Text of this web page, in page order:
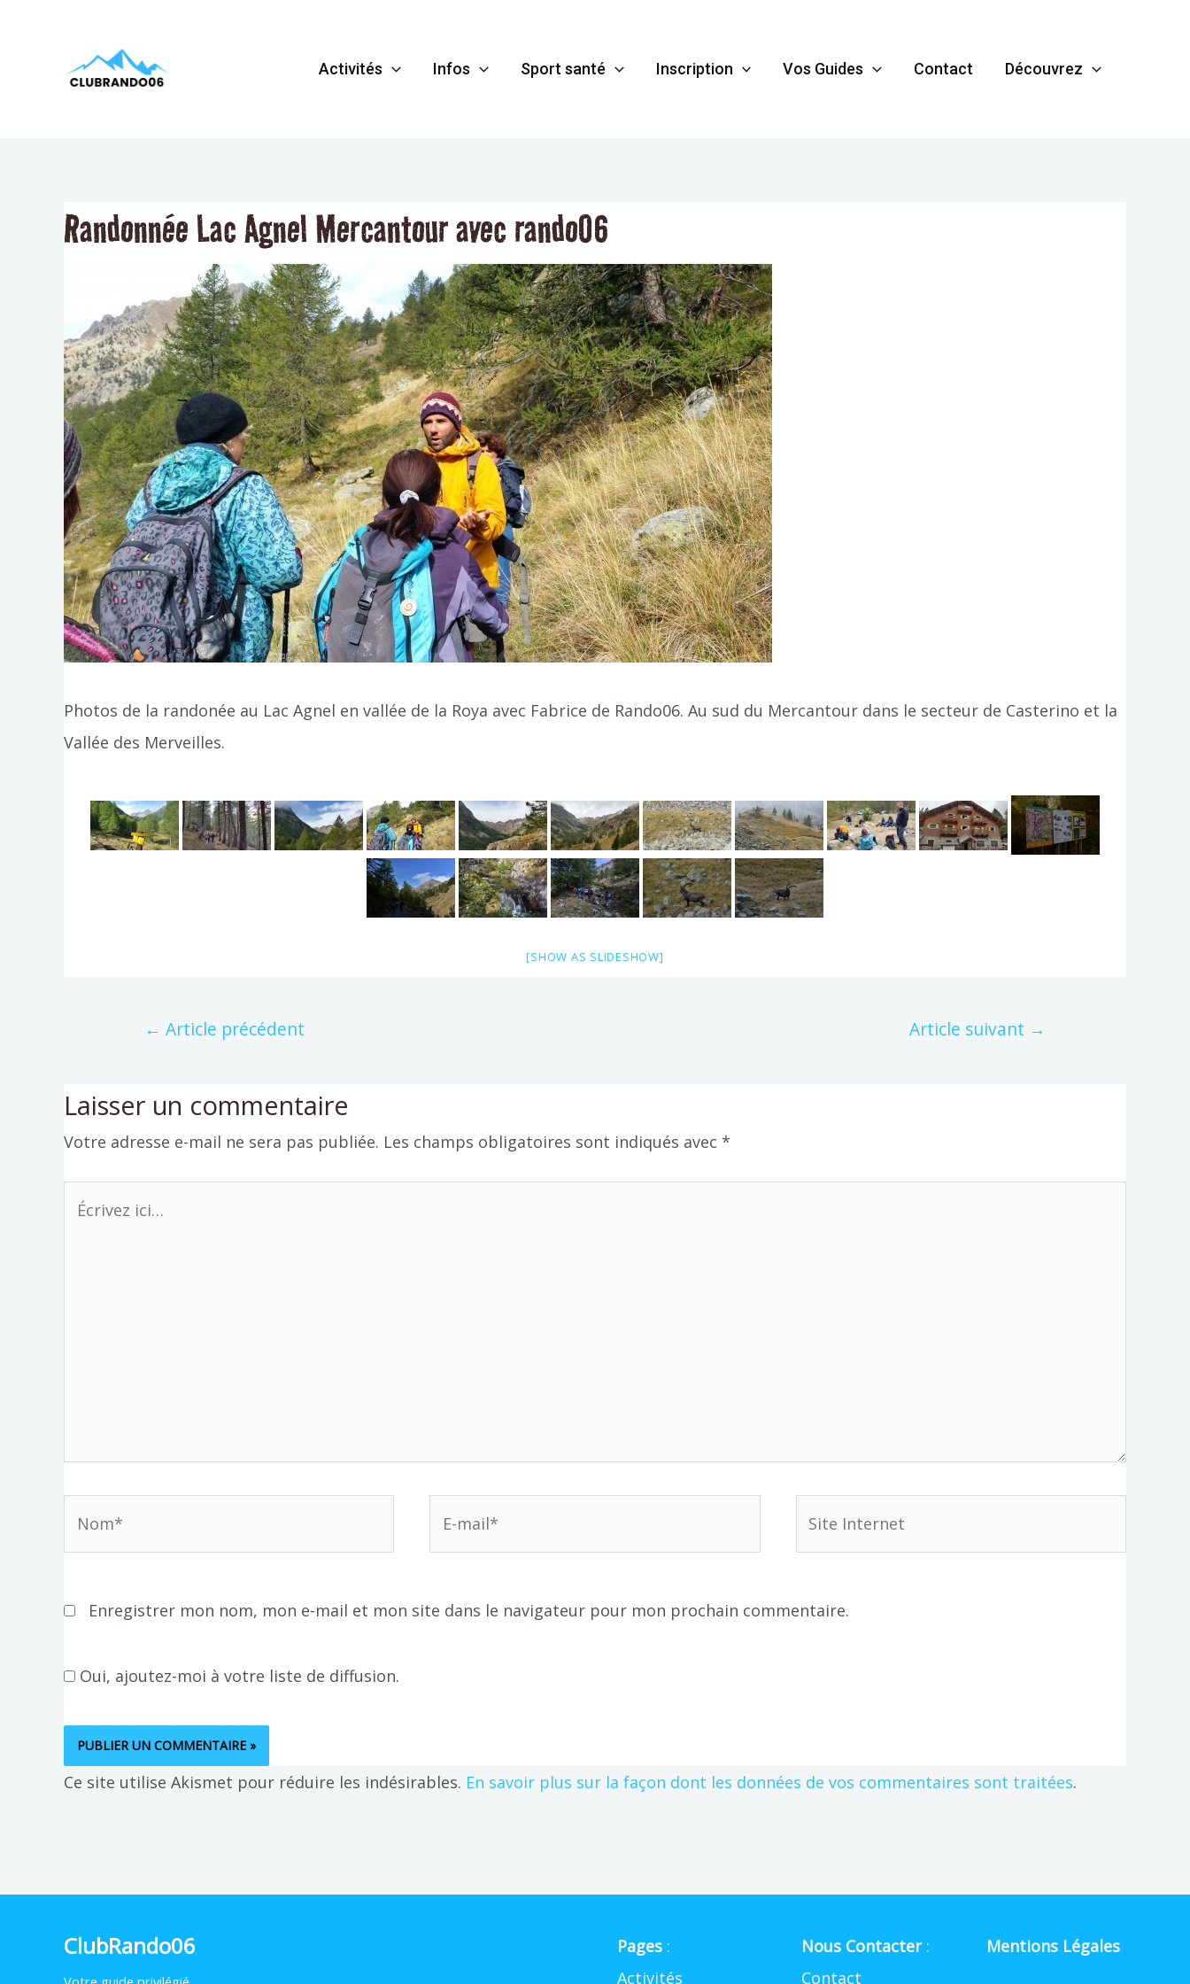
Activités Infos Sport santé Inscription Vos Guides Contact Découvrez
Randonnée Lac Agnel Mercantour avec rando06
Photos de la randonée au Lac Agnel en vallée de la Roya avec Fabrice de Rando06. Au sud du Mercantour dans le secteur de Casterino et la
Vallée des Merveilles.
[SHOW AS SLIDESHOW]
de
l’article
← Article précédent Article suivant →
Laisser un commentaire
Votre adresse e-mail ne sera pas publiée. Les champs obligatoires sont indiqués avec *
Écrivez
Enregistrer mon nom, mon e-mail et mon site dans le navigateur pour mon prochain commentaire.
Oui, ajoutez-moi à votre liste de diffusion.
Ce site utilise Akismet pour réduire les indésirables. En savoir plus sur la façon dont les données de vos commentaires sont traitées.
ClubRando06 Pages:
Activités
Nous Contacter:
Contact
Mentions Légales